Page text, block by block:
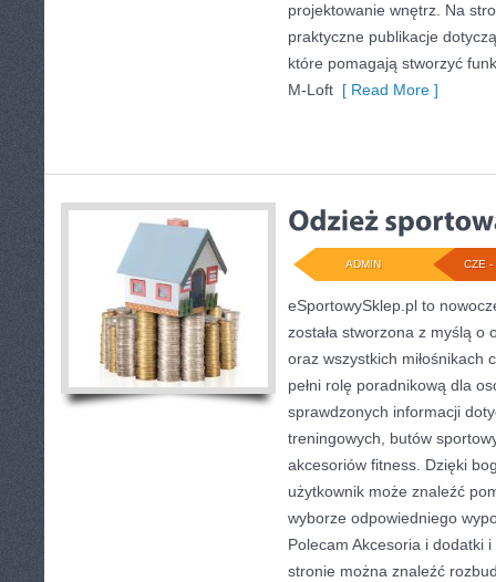
projektowanie wnętrz. Na
praktyczne publikacje
które pomagają stworzyć
M-Loft [ Read More ]
CZE -
ADMIN
eSportowySklep.pl to
została stworzona z myślą o
oraz wszystkich miłośnikach
pełni rolę poradnikową dla
sprawdzonych informacji
treningowych, butów
akcesoriów fitness. Dzięki
użytkownik może znaleźć
wyborze odpowiedniego
Polecam Akcesoria i dodatki
stronie można znaleźć